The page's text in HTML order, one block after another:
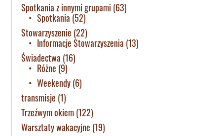
Spotkania z innymi grupami (63)
Spotkania (52)
Stowarzyszenie (22)
Informacje Stowarzyszenia (13)
Świadectwa (16)
Różne (9)
Weekendy(6)
transmisje (1)
Trzeźwym okiem(122)
Warsztaty wakacyjne (19)